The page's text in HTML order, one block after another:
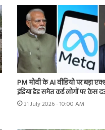
PM मोदी के AI वीडियो पर बड़ा
इंडिया हेड समेत कई लोगों पर केस
31 July 2026 - 10:00 AM